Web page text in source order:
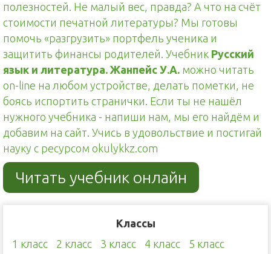
полезностей. Не малый вес, правда? А что на счёт
стоимости печатной литературы? Мы готовы
помочь «разгрузить» портфель ученика и
защитить финансы родителей. Учебник Русский
язык и литература. Жанпейс У.А. можно читать
on-line на любом устройстве, делать пометки, не
боясь испортить странички. Если ты не нашёл
нужного учебника - напиши нам, мы его найдём и
добавим на сайт. Учись в удовольствие и постигай
науку с ресурсом okulykkz.com
Читать учебник онлайн
Классы
1 класс
2 класс 3 класс 4 класс
5 класс